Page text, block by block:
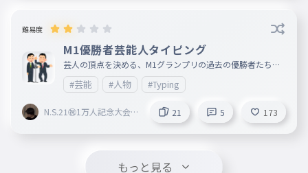
難易度
M1優勝者芸能人タイピング
芸人の頂点を決める、M1グランプリの過去の優勝者たちの
コンビ名のタイピングです。 2011~2014年の間、M1は開催
を中断していたそうです。
#芸能 #人物 #Typing
N.S.21㊗︎1万人記念大会開
21 5 173
もっと見る